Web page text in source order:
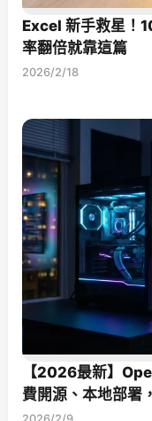
Excel 新手救星！
率翻倍就靠這篇
2026/2/18
【2026最新】
費開源、本地部署